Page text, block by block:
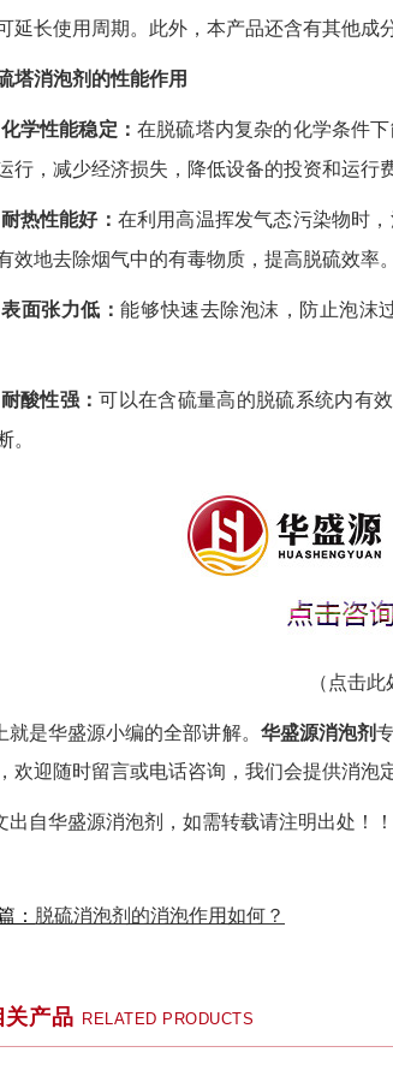
延长使用周期。此外，本产品还含有其他成
塔消泡剂的性能作用
学性能稳定： 在脱硫塔内复杂的化学条件
行，减少经济损失，降低设备的投资和运行
热性能好： 在利用高温挥发气态污染物时
效地去除烟气中的有毒物质，提高脱硫效率。
面张力低：能够快速去除泡沫，防止泡沫
酸性强：可以在含硫量高的脱硫系统内有
。
（ 点击此
就是华盛源小编的全部讲解。 华盛源消泡剂
欢迎随时留言或电话咨询 ， 我们会提供消泡
出自华盛源消泡剂，如需转载请注明出处 ！
： 脱硫消泡剂的消泡作用如何？
关产品 RELATED PRODUCTS